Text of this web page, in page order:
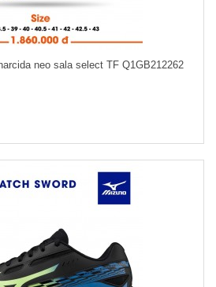
neo sala select TF Q1GB212262